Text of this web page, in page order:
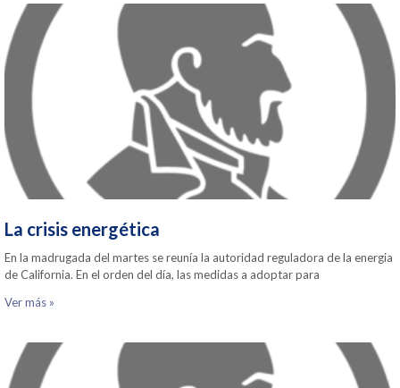
La crisis energética
En la madrugada del martes se reunía la autoridad reguladora de la energia
de California. En el orden del día, las medidas a adoptar para
Ver más »